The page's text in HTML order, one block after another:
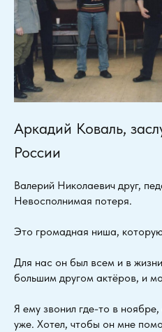
Аркадий Коваль,
России
Валерий Николаевич друг,
Невосполнимая потеря.
Это громадная ниша,
Для нас он был всем и в
большим другом актёров, и
Я ему звонил где-то в
уже. Хотел, чтобы он мне